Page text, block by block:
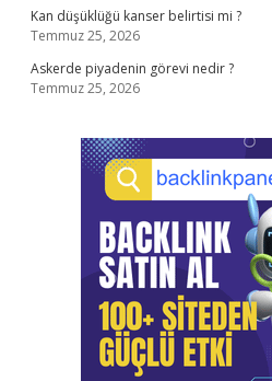
Kan düşüklüğü kanser belirtisi mi ?
Temmuz 25, 2026
Askerde piyadenin görevi nedir ?
Temmuz 25, 2026